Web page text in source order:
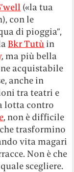
(«la tua
con le
di pioggia”,
Bkr Tutù in
, ma più bella
acquistabile
anche in
tra teatri e
lotta contro
, non è difficile
trasformino
vita magari
Non è che
scegliere.